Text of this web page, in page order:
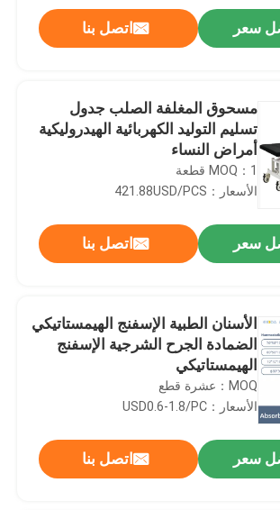
سعر اتصل بنا
مسحوق المغلفة الصلب جدول
تسليم التوليد الكهربائية الهيدروليكية
أمراض النساء
MOQ：1 قطعة
الأسعار：421.88USD/PCS
سعر اتصل بنا
الأسنان الطبية الإسفنج الهيمستاتيكي
الضمادة الجرح الشرجية الإسفنج
الهيمستاتيكي
MOQ：عشرة قطع
الأسعار：USD0.6-1.8/PC
سعر اتصل بنا